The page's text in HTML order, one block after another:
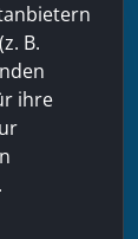
B.
ihre